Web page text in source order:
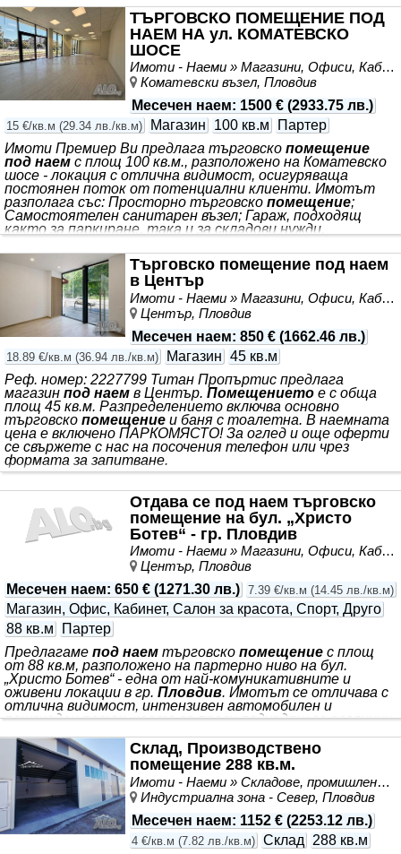
ТЪРГОВСКО ПОМЕЩЕНИЕ ПОД
НАЕМ НА ул. КОМАТЕВСКО
ШОСЕ
Имоти - Наеми » Магазини, Офиси, Кабинети, Салони
Коматевски възел, Пловдив
Месечен наем: 1500 € (2933.75 лв.)
15 €/кв.м (29.34 лв./кв.м) Магазин 100 кв.м
Партер
Имоти Премиер Ви предлага търговско помещение
под наем с площ 100 кв.м., разположено на Коматевско
шосе - локация с отлична видимост, осигуряваща
постоянен поток от потенциални клиенти. Имотът
разполага със: Просторно търговско помещение;
Самостоятелен санитарен възел; Гараж, подходящ
както за паркиране, така и за складови нужди.
търговска дейност. Отличната локация и лесният
достъп го правят чудесен избор за развитие на Вашия
бизнес. За повече информация и оглед се свържете с
нас. № 397018
Търговско помещение под наем
в Център
Имоти - Наеми » Магазини, Офиси, Кабинети, Салони
Център, Пловдив
Месечен наем: 850 € (1662.46 лв.)
18.89 €/кв.м (36.94 лв./кв.м) Магазин 45 кв.м
Реф. номер: 2227799 Титан Пропъртис предлага
магазин под наем в Център. Помещението е с обща
площ 45 кв.м. Разпределението включва основно
търговско помещение и баня с тоалетна. В наемната
цена е включено ПАРКОМЯСТО! За оглед и още оферти
се свържете с нас на посочения телефон или чрез
формата за запитване.
Отдава се под наем търговско
помещение на бул. „Христо
Ботев“ - гр. Пловдив
Имоти - Наеми » Магазини, Офиси, Кабинети, Салони
Център, Пловдив
Месечен наем: 650 € (1271.30 лв.) 7.39 €/кв.м (14.45 лв./кв.м)
Магазин, Офис, Кабинет, Салон за красота, Спорт, Друго
88 кв.м
Партер
Предлагаме под наем търговско помещение с площ
от 88 кв.м, разположено на партерно ниво на бул.
„Христо Ботев“ - една от най-комуникативните и
оживени локации в гр. Пловдив. Имотът се отличава с
отлична видимост, интензивен автомобилен и
пешеходен поток, което го прави подходящ за различни
търговска зала * Складовопомещение* Санитарен
възел Предимства: * 88 кв.м функционална площ * 7 м
лицева витрина с отлична експозиция * Партерно
разположение * Право на тротоарно ползване *
Свободен паркинг в непосредствена близост *
Склад, Производствено
помещение 288 кв.м.
Имоти - Наеми » Складове, промишлени и стопански имоти под наем
Индустриална зона - Север, Пловдив
Месечен наем: 1152 € (2253.12 лв.)
4 €/кв.м (7.82 лв./кв.м) Склад
288 кв.м